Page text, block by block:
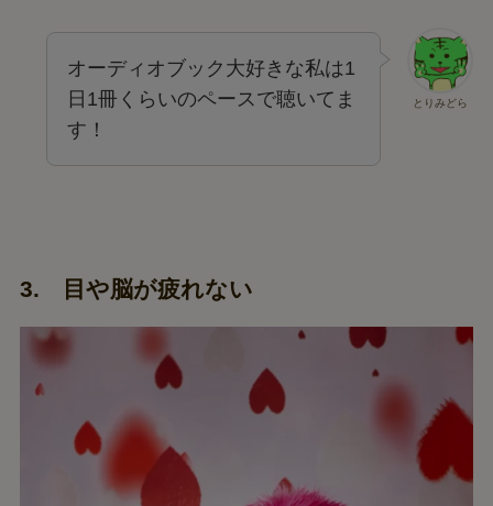
とりみどら
オーディオブック大好きな私は1
日1冊くらいのペースで聴いてま
す！
3. 目や脳が疲れない